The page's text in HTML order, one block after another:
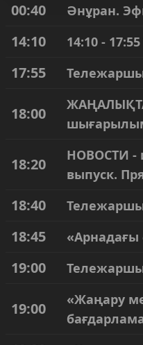
00:40 Әнұран.
14:10 14:10 -
17:55
18:00
18:20
НОВОСТИ -
выпуск.
18:40
18:45 «Арнадағы
19:00
19:00
«Жаңару